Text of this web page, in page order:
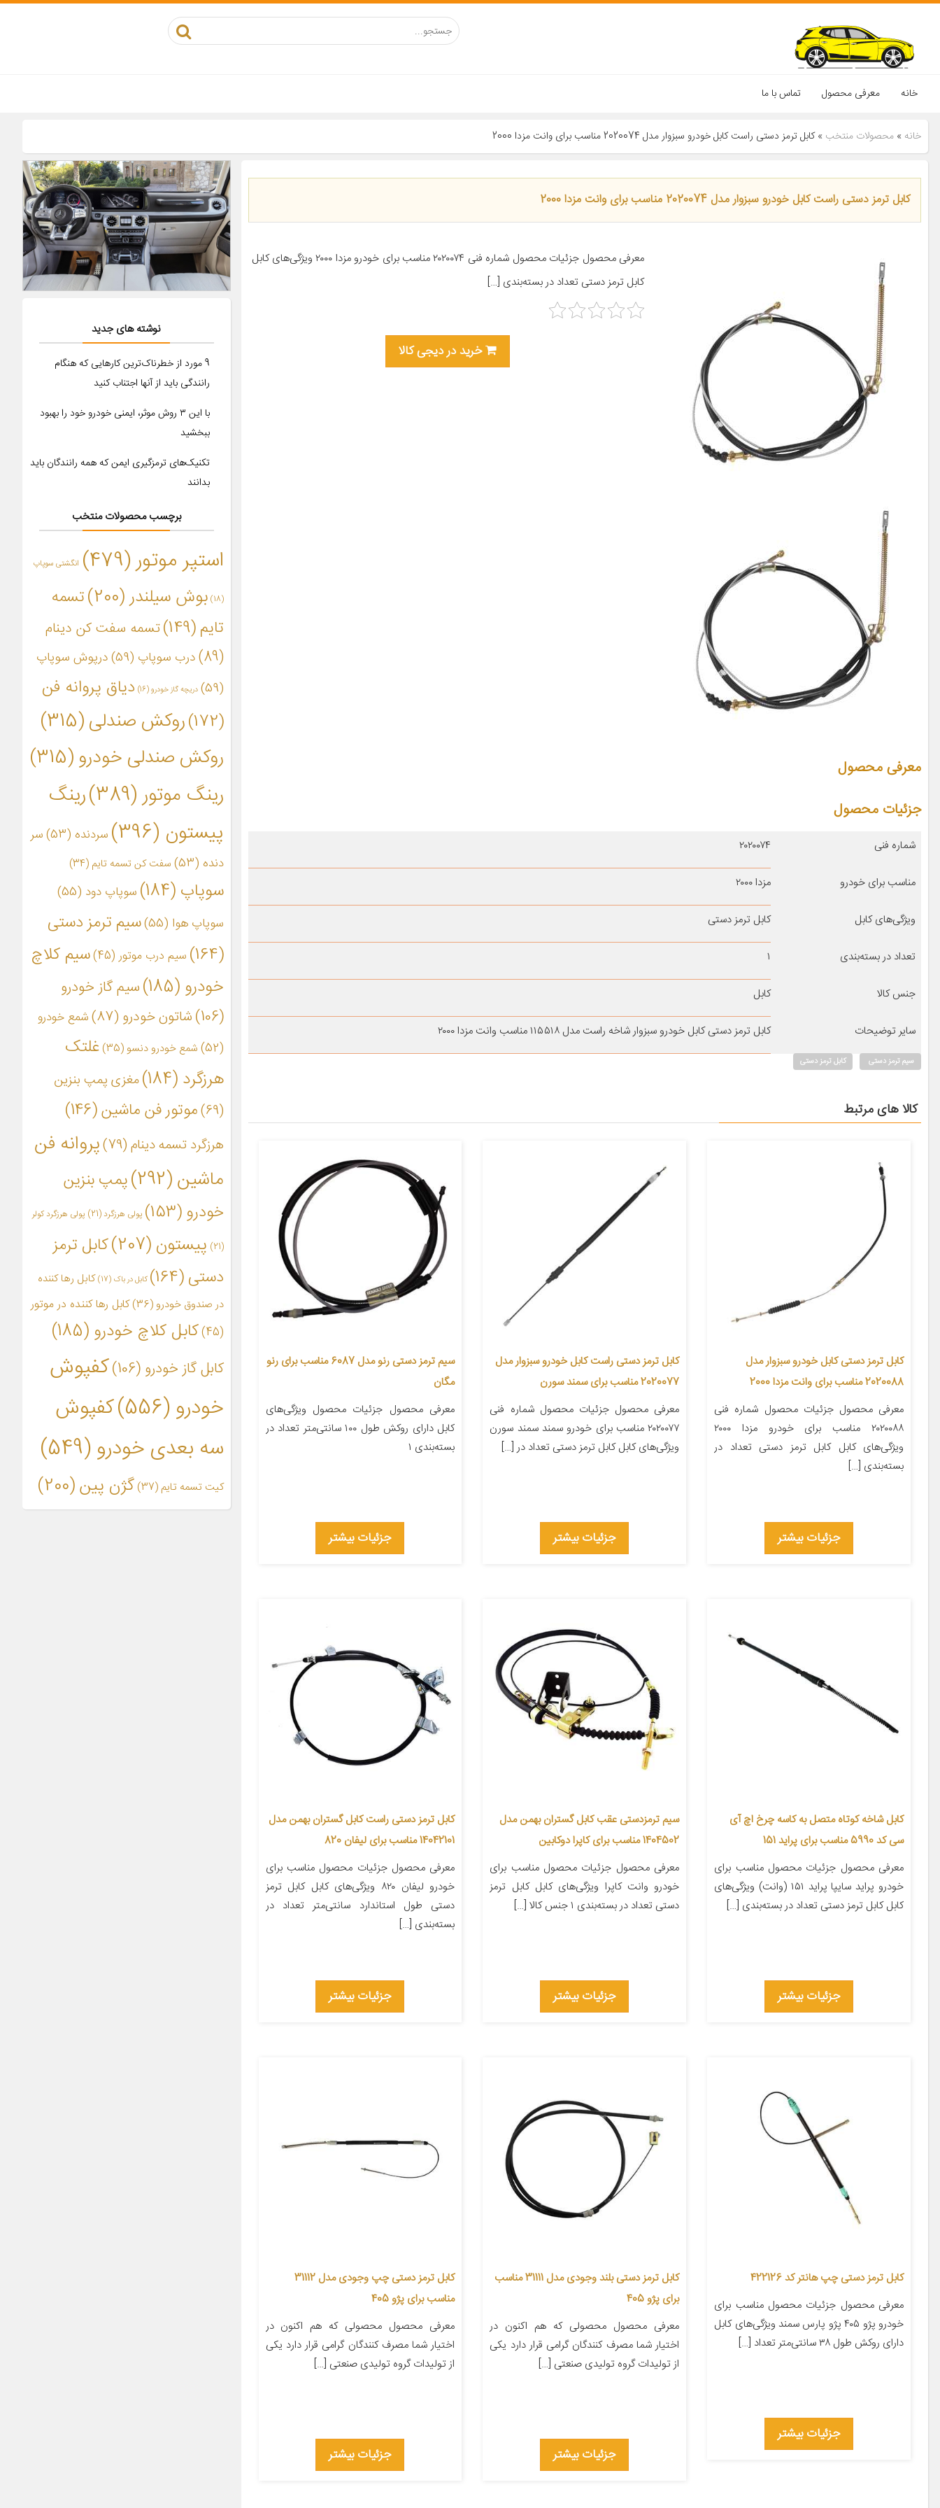
خانه معرفی محصول تماس با ما
خانه » محصولات منتخب »کابل ترمز دستی راست کابل خودرو سبزوار مدل 2020074 مناسب برای وانت مزدا 2000
کابل ترمز دستی راست کابل خودرو سبزوار مدل 2020074 مناسب برای وانت مزدا 2000
معرفی محصول جزئیات محصول شماره فنی ۲۰۲۰۰۷۴ مناسب برای خودرو مزدا ۲۰۰۰ ویژگی‌های کابل
کابل ترمز دستی تعداد در بسته‌بندی […]
خرید در دیجی کالا
معرفی محصول
جزئیات محصول
شماره فنی ۲۰۲۰۰۷۴
مناسب برای خودرو مزدا ۲۰۰۰
ویژگی‌های کابل کابل ترمز دستی
تعداد در بسته‌بندی ۱
جنس کالا کابل
سایر توضیحات کابل ترمز دستی کابل خودرو سبزوار شاخه راست مدل ۱۱۵۵۱۸ مناسب وانت مزدا ۲۰۰۰
سیم ترمز دستی کابل ترمز دستی
کالا های مرتبط
کابل ترمز دستی کابل خودرو سبزوار مدل
2020088 مناسب برای وانت مزدا 2000
معرفی محصول جزئیات محصول شماره فنی
۲۰۲۰۰۸۸ مناسب برای خودرو مزدا ۲۰۰۰
ویژگی‌های کابل کابل ترمز دستی تعداد در
بسته‌بندی […]
جزئیات بیشتر
کابل ترمز دستی راست کابل خودرو سبزوار مدل
2020077 مناسب برای سمند سورن
معرفی محصول جزئیات محصول شماره فنی
۲۰۲۰۰۷۷ مناسب برای خودرو سمند سمند سورن
ویژگی‌های کابل کابل ترمز دستی تعداد در […]
جزئیات بیشتر
سيم ترمز دستى رنو مدل 6087 مناسب براى رنو
مگان
معرفی محصول جزئیات محصول ویژگی‌های
کابل دارای روکش طول ۱۰۰ سانتی‌متر تعداد در
بسته‌بندی ۱
جزئیات بیشتر
کابل شاخه کوتاه متصل به کاسه چرخ اچ آی
سی کد 5990 مناسب برای پراید 151
معرفی محصول جزئیات محصول مناسب برای
خودرو پراید سایپا پراید ۱۵۱ (وانت) ویژگی‌های
کابل کابل ترمز دستی تعداد در بسته‌بندی […]
جزئیات بیشتر
سیم ترمزدستی عقب کابل گستران بهمن مدل
1404502 مناسب برای کاپرا دوکابین
معرفی محصول جزئیات محصول مناسب برای
خودرو وانت کاپرا ویژگی‌های کابل کابل ترمز
دستی تعداد در بسته‌بندی ۱ جنس کالا […]
جزئیات بیشتر
کابل ترمز دستی راست کابل گستران بهمن مدل
14042101 مناسب برای لیفان 820
معرفی محصول جزئیات محصول مناسب برای
خودرو لیفان ۸۲۰ ویژگی‌های کابل کابل ترمز
دستی طول استاندارد سانتی‌متر تعداد در
بسته‌بندی […]
جزئیات بیشتر
کابل ترمز دستی چپ هانتر کد 422126
معرفی محصول جزئیات محصول مناسب برای
خودرو پژو ۴۰۵ پژو پارس سمند ویژگی‌های کابل
دارای روکش طول ۳۸ سانتی‌متر تعداد […]
جزئیات بیشتر
کابل ترمز دستی بلند وجودی مدل 31111 مناسب
برای پژو 405
معرفی محصول محصولی که هم اکنون در
اختیار شما مصرف کنندگان گرامی قرار دارد یکی
از تولیدات گروه تولیدی صنعتی […]
جزئیات بیشتر
کابل ترمز دستی چپ وجودی مدل 31112
مناسب برای پژو 405
معرفی محصول محصولی که هم اکنون در
اختیار شما مصرف کنندگان گرامی قرار دارد یکی
از تولیدات گروه تولیدی صنعتی […]
جزئیات بیشتر
نوشته های جدید
9 مورد از خطرناک‌ترین کارهایی که هنگام
رانندگی باید از آنها اجتناب کنید
با این ۳ روش موثر، ایمنی خودرو خود را بهبود
ببخشید
تکنیک‌های ترمزگیری ایمن که همه رانندگان باید
بدانند
برچسب محصولات منتخب
استپر موتور(479) انگشتی سوپاپ
(18) بوش سیلندر (200)
تسمه
تایم(149)
تسمه سفت کن دینام
(89)
درب سوپاپ (59)
درپوش سوپاپ
(59)
دریچه گاز خودرو(16)
دیاق پروانه فن
(172)
روکش صندلی(315)
روکش صندلی خودرو(315)
رینگ موتور(389)
رینگ
پیستون (396) سردنده (53)
سر
دنده (53) سفت کن تسمه تایم (34)
سوپاپ (184) سوپاپ دود (55)
سوپاپ هوا (55)
سیم ترمز دستی
(164)
سیم درب موتور(45)
سیم کلاچ
خودرو (185)
سیم گاز خودرو
(106)
شاتون خودرو (87)
شمع خودرو
(52)
شمع خودرو دنسو (35)
غلتک
هرزگرد (184)
مغزی پمپ بنزین
(69)
موتور فن ماشین(146)
هرزگرد تسمه دینام(79)
پروانه فن
ماشین(292)
پمپ بنزین
خودرو(153) پولی هرزگرد(21) پولی هرزگرد کولر
(21) پیستون (207)
کابل ترمز
دستی(164) کابل در باک (17)
کابل رها کننده
در صندوق خودرو (36)
کابل رها کننده در موتور
(45)
کابل کلاچ خودرو (185)
کابل گاز خودرو (106)
کفپوش
خودرو(556)
کفپوش
سه بعدی خودرو(549)
کیت تسمه تایم (37) گژن پین(200)